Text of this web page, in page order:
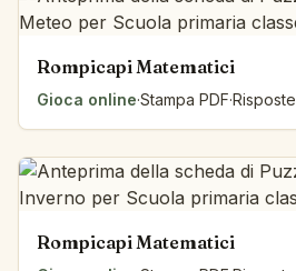
Rompicapi Matematici
Gioca online·Stampa PDF·Risposte
Rompicapi Matematici